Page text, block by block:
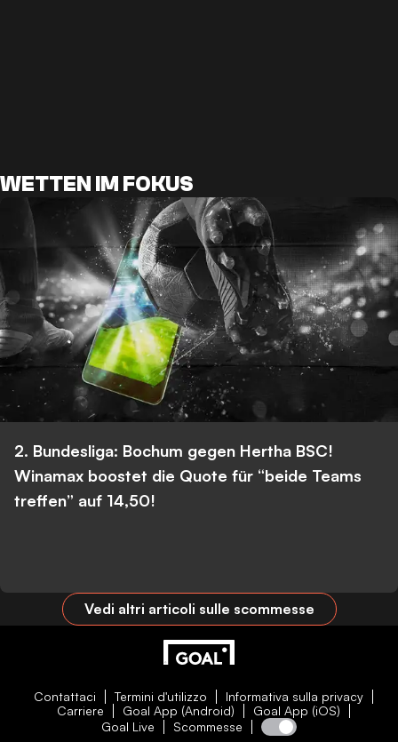
WETTEN IM FOKUS
2. Bundesliga: Bochum gegen Hertha BSC!
Winamax boostet die Quote für “beide Teams
treffen” auf 14,50!
Vedi altri articoli sulle scommesse
Contattaci Termini d'utilizzo
Informativa sulla privacy
Carriere
Goal App (Android)
Goal App (iOS)
Goal Live
Scommesse